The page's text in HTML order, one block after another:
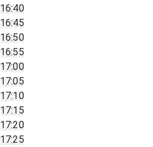
16:40
16:45
16:50
16:55
17:00
17:05
17:10
17:15
17:20
17:25